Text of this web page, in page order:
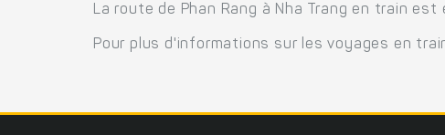
La route de Phan Rang à Nha Trang en train
Pour plus d'informations sur les voyages en